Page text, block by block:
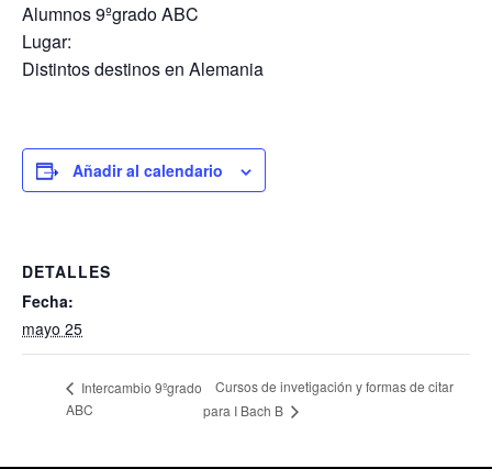
Alumnos 9ºgrado ABC
Lugar:
Distintos destinos en Alemania
Añadir al calendario
DETALLES
Fecha:
mayo 25
Intercambio 9ºgrado
ABC
Cursos de invetigación y formas de citar
para I Bach B